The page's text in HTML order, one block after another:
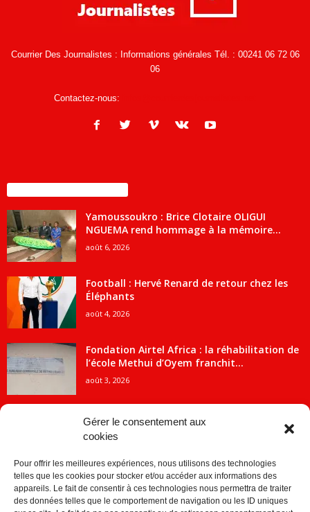
Gérer le consentement aux
cookies
Pour offrir les meilleures expériences, nous utilisons des technologies
telles que les cookies pour stocker et/ou accéder aux informations des
appareils. Le fait de consentir à ces technologies nous permettra de traiter
des données telles que le comportement de navigation ou les ID uniques
Courrier Des Journalistes : Informations générales Tél. : 00241 06 72 06
06
Contactez-nous:
Yamoussoukro : Brice Clotaire OLIGUI
NGUEMA rend hommage à la mémoire...
août 6, 2026
Football : Hervé Renard de retour chez les
Éléphants
août 4, 2026
Fondation Airtel Africa : la réhabilitation de
l’école Methui d’Oyem franchit...
août 3, 2026
ACTUALITES
Economie 2091
1840